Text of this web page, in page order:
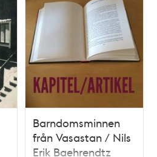
Barndomsminnen
från Vasastan / Nils
Erik Baehrendtz